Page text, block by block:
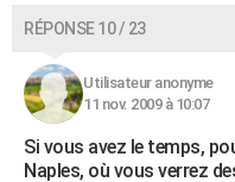
RÉPONSE 10 / 23
Utilisateur anonyme
11 nov. 2009 à 10:07
Si vous avez le temps,
Naples, où vous verrez